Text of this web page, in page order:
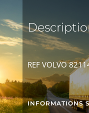
REF VOLVO
INFORMATIONS